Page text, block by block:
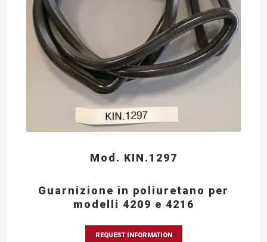
Mod. KIN.1297
Guarnizione in poliuretano per
modelli 4209 e 4216
REQUEST INFORMATION